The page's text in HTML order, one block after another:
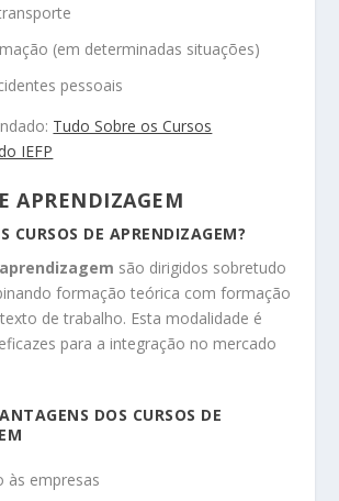
(em determinadas situações)
pessoais
Tudo Sobre os Cursos
IEFP
APRENDIZAGEM
CURSOS DE APRENDIZAGEM?
são dirigidos sobretudo
formação teórica com formação
de trabalho. Esta modalidade é
para a integração no mercado
DOS CURSOS DE
às empresas